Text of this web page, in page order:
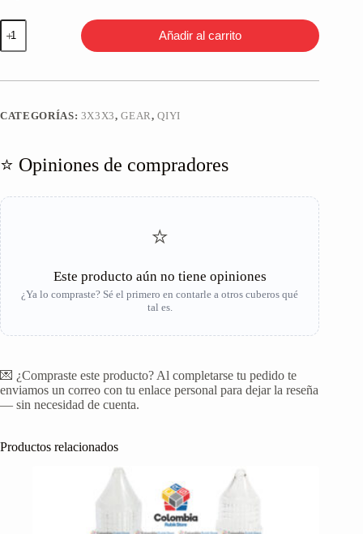
QiYi
Gear
Sphere
Negro
Añadir al carrito
CATEGORÍAS: 3X3X3,GEAR ,QIYI
⭐ Opiniones de compradores
⭐
Este producto aún no tiene opiniones
¿Ya lo compraste? Sé el primero en contarle a otros cuberos qué
tal es.
💌 ¿Compraste este producto? Al completarse tu pedido te
enviamos un correo con tu enlace personal para dejar la reseña
— sin necesidad de cuenta.
Productos relacionados